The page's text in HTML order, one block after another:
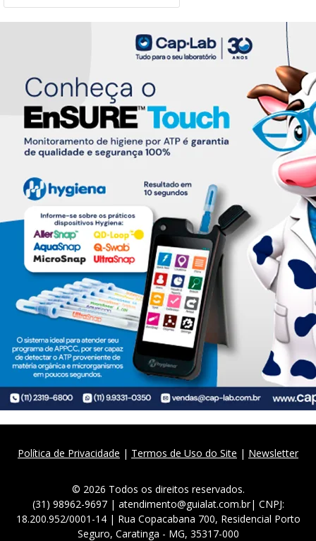
Política de Privacidade | Termos de Uso do Site | Newsletter
© 2026 Todos os direitos reservados.
(31) 98962-9697 | atendimento@guialat.com.br| CNPJ:
18.200.952/0001-14 | Rua Copacabana 700, Residencial Porto
Seguro, Caratinga - MG, 35317-000